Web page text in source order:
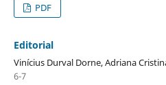
PDF
Editorial
Vinícius Durval Dorne, Adriana
6-7